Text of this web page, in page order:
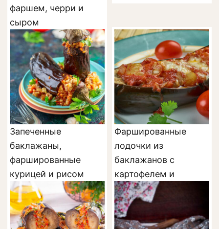
фаршем, черри и
сыром
Запеченные
баклажаны,
фаршированные
курицей и рисом
Фаршированные
лодочки из
баклажанов с
картофелем и
томатами